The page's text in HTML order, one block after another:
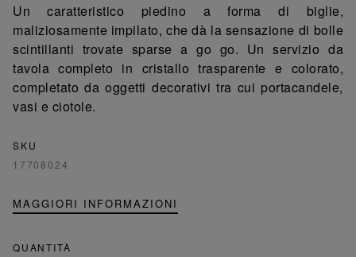
Un caratteristico piedino a forma di biglie,
maliziosamente impilato, che dà la sensazione di bolle
scintillanti trovate sparse a go go. Un servizio da
tavola completo in cristallo trasparente e colorato,
completato da oggetti decorativi tra cui portacandele,
vasi e ciotole.
SKU
17708024
MAGGIORI INFORMAZIONI
QUANTITÀ